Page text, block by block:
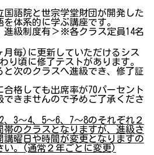
国語院と世宗学堂財団が開発した
体系的に学ぶ講座です。
進級制度有＞※各クラス定員14名
月毎)に更新していただけるシス
り頃に修了テストがあります。
と次のクラスへ進級でき、修了証
格しても出席率が70パーセント
できませんので予めご了承くださ
3～4、5～6、7～8のそれぞれ２
帯のクラスとなりますが、進級さ
講曜日や時間が変更となりますの
い。(通常２年ごとに変更)